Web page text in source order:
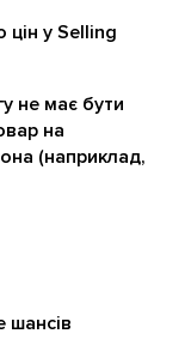
цін у Selling
не має бути
на
(наприклад,
шансів